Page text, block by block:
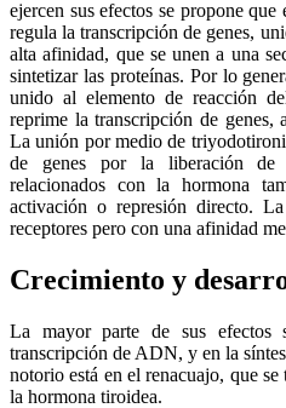
ejercen sus efectos se propone
regula la transcripción de genes,
alta afinidad, que se unen a una
sintetizar las proteínas. Por lo
unido al elemento de reacción
reprime la transcripción de genes,
La unión por medio de
de genes por la liberación de
relacionados con la hormona
activación o represión directo.
receptores pero con una afinidad
Crecimiento y
La mayor parte de sus efectos
transcripción de ADN, y en la
notorio está en el renacuajo, que
la hormona tiroidea.